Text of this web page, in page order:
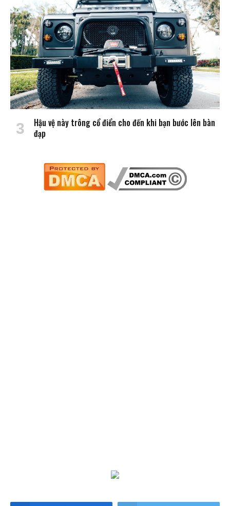
Hậu vệ này trông cổ điển cho đến khi bạn bước lên bàn
đạp